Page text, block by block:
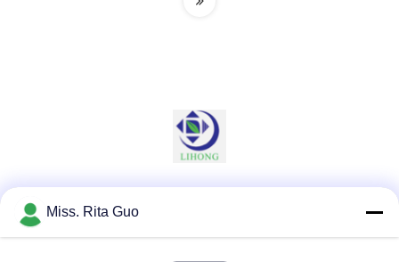
Les réseaux sociaux
Miss. Rita Guo